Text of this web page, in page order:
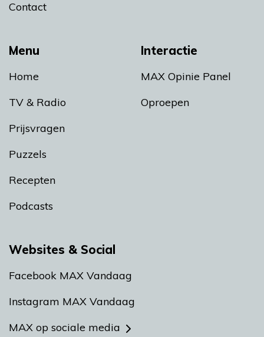
Menu
Home
TV & Radio
Prijsvragen
Puzzels
Recepten
Podcasts
Interactie
MAX Opinie Panel
Oproepen
Contact
Websites & Social
Facebook MAX Vandaag
Instagram MAX Vandaag
MAX op sociale media